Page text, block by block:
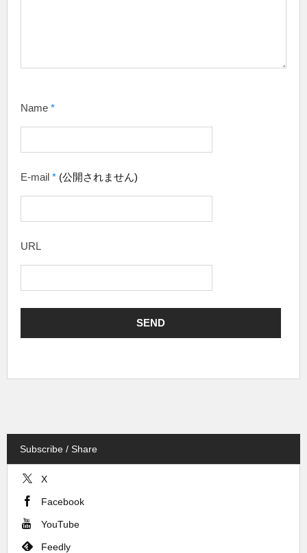
Name *
E-mail * (公開されません)
URL
Subscribe / Share
X
Facebook
YouTube
Feedly